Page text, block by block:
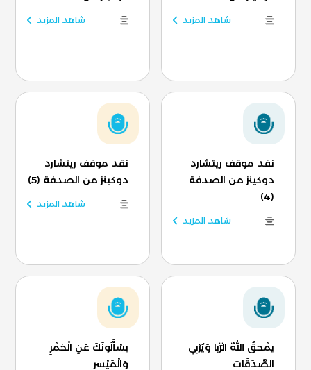
شاهد المزيد شاهد المزيد
نقد موقف ريتشارد
دوكينز من الصدفة
(4)
شاهد المزيد
نقد موقف ريتشارد
دوكينز من الصدفة (5)
شاهد المزيد
يَمْحَقُ اللَّهُ الرِّبَا وَيُرْبِي
الصَّدَقَاتِ
يَسْأَلُونَكَ عَنِ الْخَمْرِ
وَالْمَيْسِرِ